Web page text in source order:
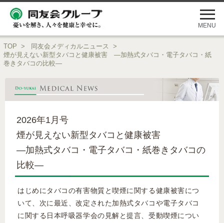
メ
ニ
ュ
ー
く
MENU
TOP > 同友会メディカルニュース
>
煙が見えない新型タバコと健康被害 ―加熱式タバコ・電子タバコ・紙
巻きタバコの比較―
2026年1月号
煙が見えない新型タバコと健康被害
―加熱式タバコ・電子タバコ・紙巻きタバコの
比較―
はじめにタバコの有害物質と喫煙に関する健康被害につ
いて、次に最近、改定された加熱式タバコや電子タバコ
に関する日本呼吸器学会の見解と提言、受動喫煙につい